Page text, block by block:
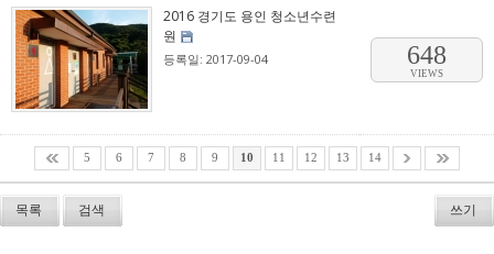
2016 경기도 용인 청소년수련
원
등록일: 2017-09-04 648
VIEWS
5 6 7 8 9 10 11 12 13 14
목록 검색 쓰기